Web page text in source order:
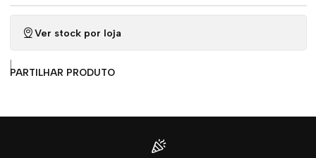
Ver stock por loja
|
PARTILHAR PRODUTO